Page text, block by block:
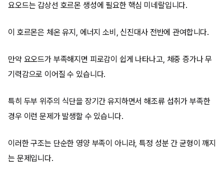
요오드는 갑상선 호르몬 생성에 필요한 핵심 미네랄입니다.
이 호르몬은 체온 유지, 에너지 소비, 신진대사 전반에 관여합니다.
만약 요오드가 부족해지면 피로감이 쉽게 나타나고, 체중 증가나 무
기력감으로 이어질 수 있습니다.
특히 두부 위주의 식단을 장기간 유지하면서 해조류 섭취가 부족한
경우 이런 문제가 발생할 수 있습니다.
이러한 구조는 단순한 영양 부족이 아니라, 특정 성분 간 균형이 깨지
는 문제입니다.